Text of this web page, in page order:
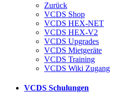
Zurück
VCDS Shop
VCDS HEX-NET
VCDS HEX-V2
VCDS Upgrades
VCDS Mietgeräte
VCDS Training
VCDS Wiki Zugang
VCDS Schulungen